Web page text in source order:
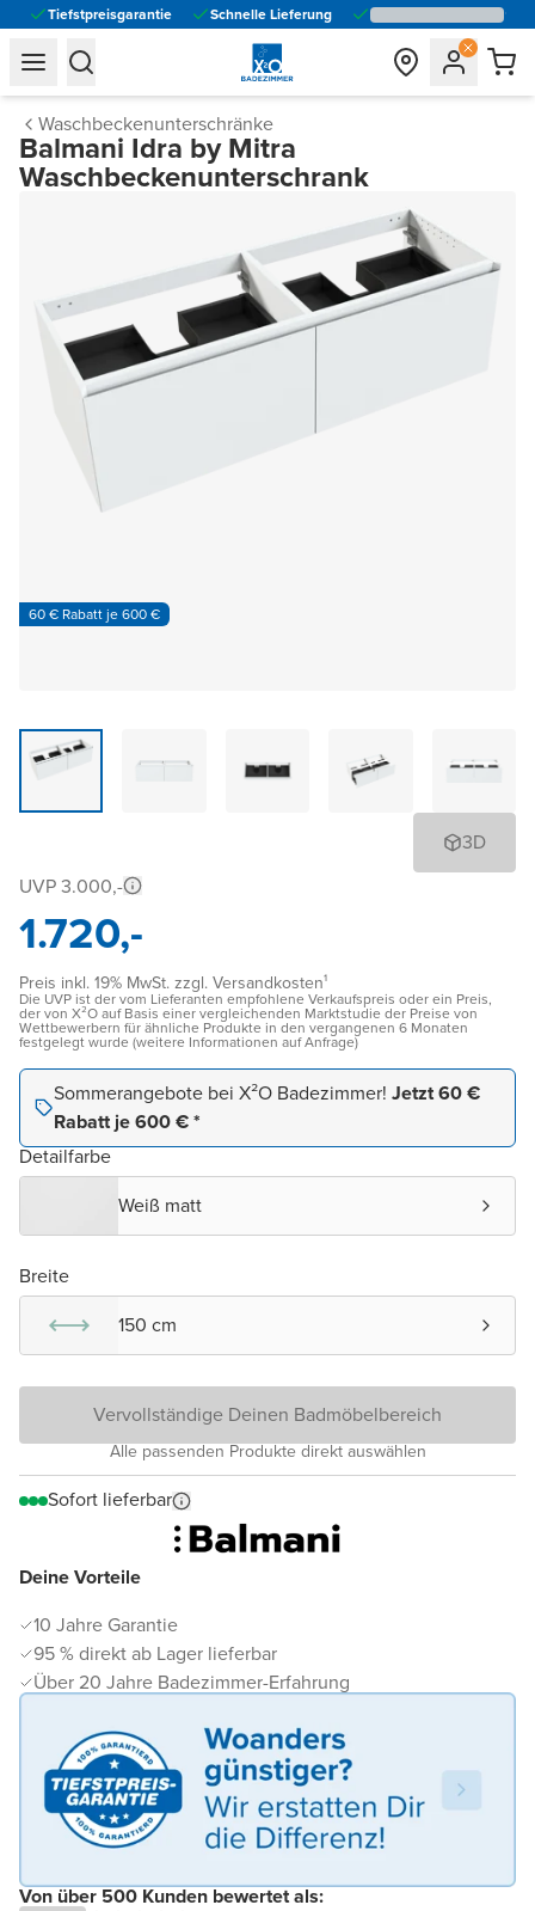
Tiefstpreisgarantie Schnelle Lieferung
general.navigation.toggle_menu.label
general.navigation.toggle_menu.label
Waschbeckenunterschränke
Balmani Idra by Mitra
Waschbeckenunterschrank
60 € Rabatt je 600 €
3D
Deine Vorteile
10 Jahre Garantie
95 % direkt ab Lager lieferbar
Über 20 Jahre Badezimmer-Erfahrung
Von über 500 Kunden bewertet als:
UVP 3.000,-
1.720,-
Preis inkl. 19% MwSt. zzgl. Versandkosten¹
Die UVP ist der vom Lieferanten empfohlene Verkaufspreis oder ein Preis,
der von X²O auf Basis einer vergleichenden Marktstudie der Preise von
Wettbewerbern für ähnliche Produkte in den vergangenen 6 Monaten
festgelegt wurde (weitere Informationen auf Anfrage)
Sommerangebote bei X²O Badezimmer! Jetzt 60 €
Rabatt je 600 € *
Detailfarbe
Weiß matt
Breite
150 cm
Vervollständige Deinen Badmöbelbereich
Alle passenden Produkte direkt auswählen
Sofort lieferbar